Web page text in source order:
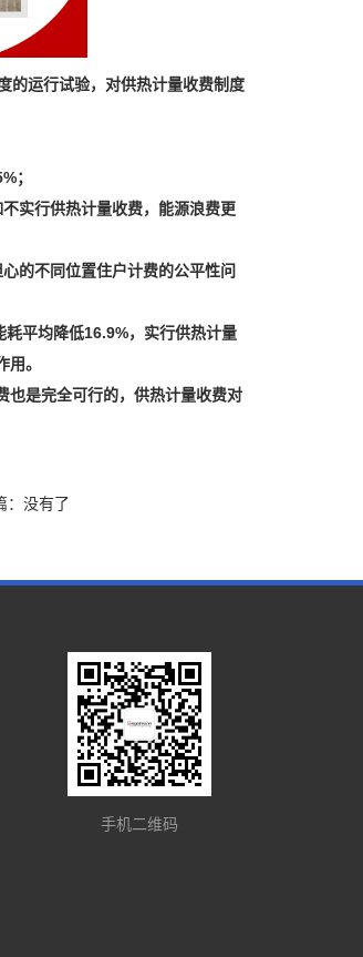
的运行试验，对供热计量收费制度
；
实行供热计量收费，能源浪费更
的不同位置住户计费的公平性问
平均降低16.9%，实行供热计量
。
也是完全可行的，供热计量收费对
：没有了
手机二维码